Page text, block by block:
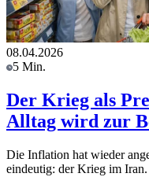
08.04.2026
5 Min.
Der Krieg als
Alltag wird zur
Die Inflation hat wieder
eindeutig: der Krieg im